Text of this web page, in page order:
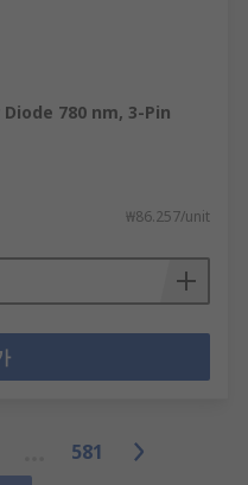
Diode 780 nm, 3-Pin
₩86.257/unit
581